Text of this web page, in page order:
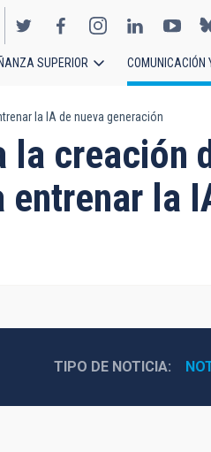
SUPERIOR COMUNICACIÓN
la IA de nueva generación
creación
entrenar la
TIPO DE NOTICIA